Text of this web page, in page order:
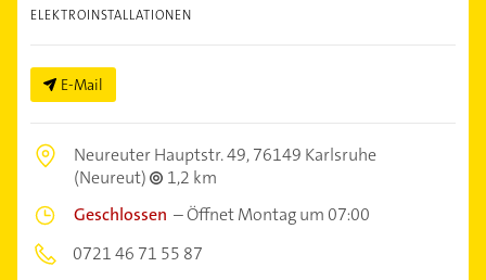
ELEKTROINSTALLATIONEN
E-Mail
Neureuter Hauptstr. 49,76149 Karlsruhe
(Neureut)
1,2 km
Geschlossen –Öffnet Montag um 07:00
0721 46 71 55 87